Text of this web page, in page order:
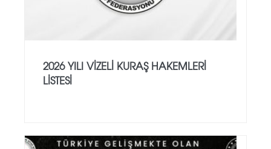
2026 YILI VİZELİ KURAŞ HAKEMLERİ
LİSTESİ